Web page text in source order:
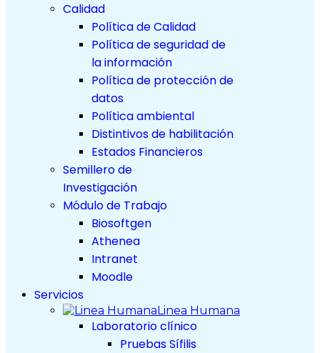
Calidad
Política de Calidad
Política de seguridad de
la información
Política de protección de
datos
Política ambiental
Distintivos de habilitación
Estados Financieros
Semillero de
Investigación
Módulo de Trabajo
Biosoftgen
Athenea
Intranet
Moodle
Servicios
Linea Humana
Laboratorio clínico
Pruebas Sífilis